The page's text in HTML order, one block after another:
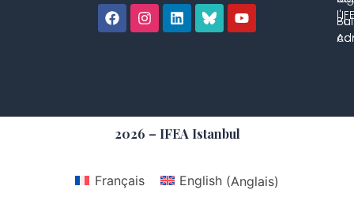
2026 – IFEA Istanbul
Français English(Anglais)